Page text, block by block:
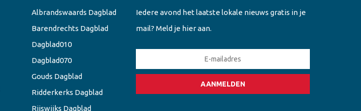
Albrandswaards Dagblad
Barendrechts Dagblad
Dagblad010
Dagblad070
Gouds Dagblad
Ridderkerks Dagblad
Rijswijks Dagblad
Iedere avond het laatste lokale nieuws gratis in je
mail? Meld je hier aan.